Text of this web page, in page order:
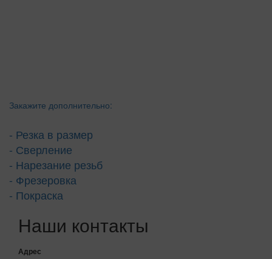
Закажите дополнительно:
- Резка в размер
- Сверление
- Нарезание резьб
- Фрезеровка
- Покраска
Наши контакты
Адрес